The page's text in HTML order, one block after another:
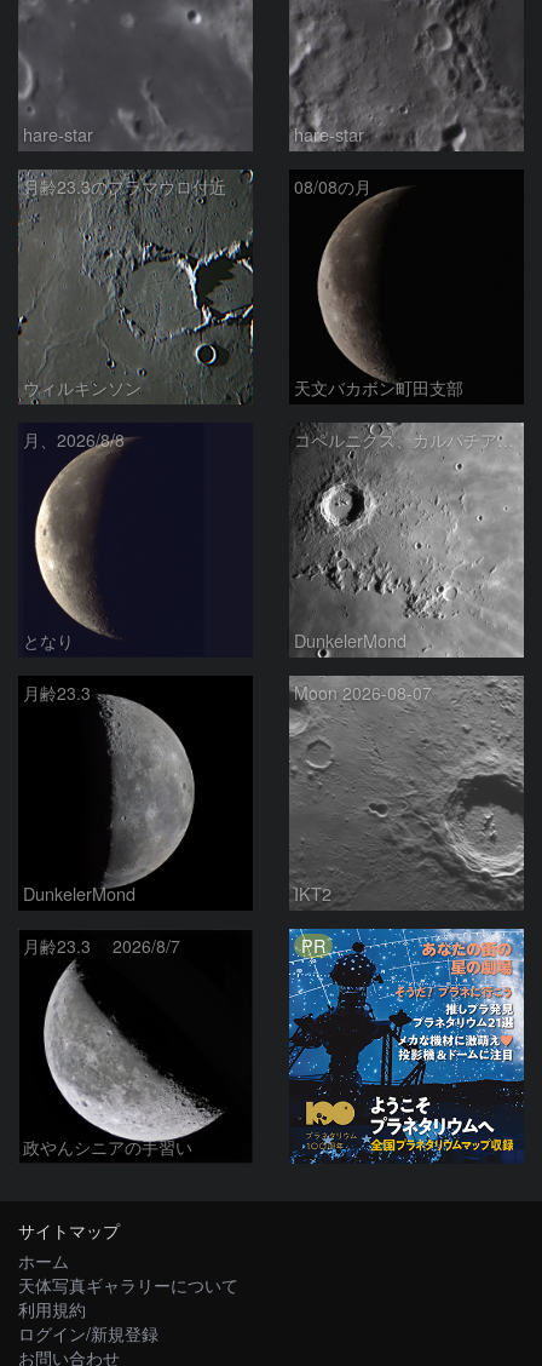
hare-star hare-star
月齢23.3のフラマウロ付近
ウィルキンソン
08/08の月
天文バカボン町田支部
月、2026/8/8
となり
コペルニクス、カルパチア山脈付近
DunkelerMond
月齢23.3
DunkelerMond
Moon 2026-08-07
IKT2
月齢23.3 2026/8/7
政やんシニアの手習い
PR
サイトマップ
ホーム
天体写真ギャラリーについて
利用規約
ログイン/新規登録
お問い合わせ